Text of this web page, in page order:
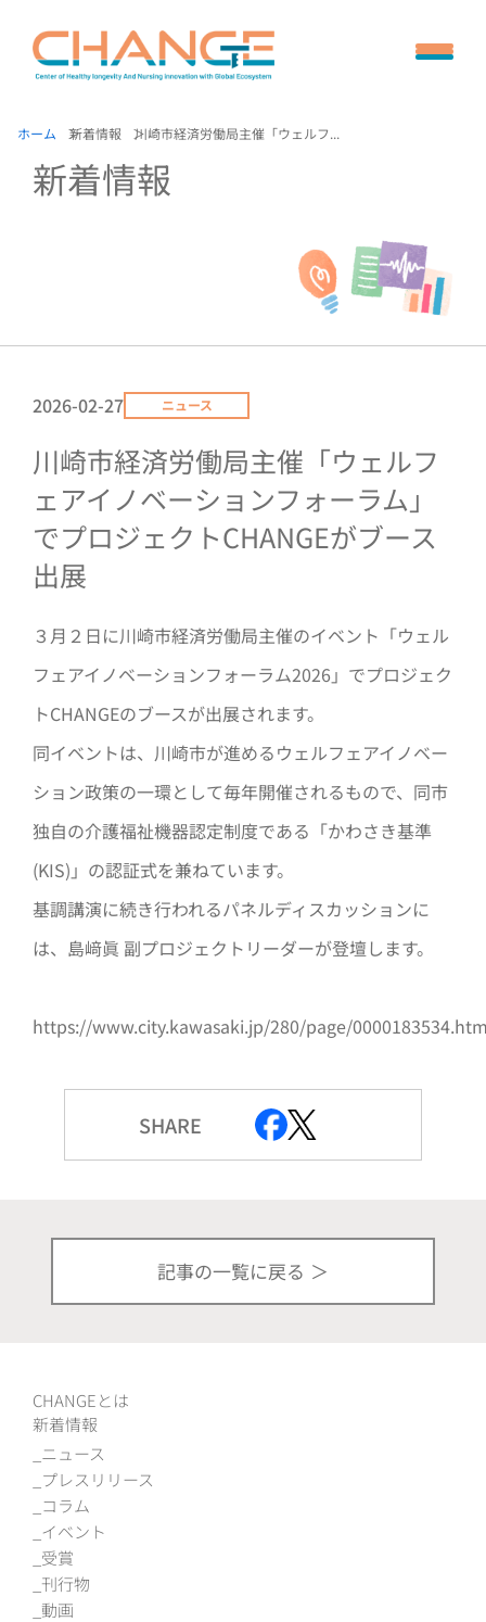
ホーム 新着情報 川崎市経済労働局主催「ウェルフ...
新着情報
2026-02-27 ニュース
川崎市経済労働局主催「ウェルフ
ェアイノベーションフォーラム」
でプロジェクトCHANGEがブース
出展
３月２日に川崎市経済労働局主催のイベント「ウェル
フェアイノベーションフォーラム2026」でプロジェク
トCHANGEのブースが出展されます。
同イベントは、川崎市が進めるウェルフェアイノベー
ション政策の一環として毎年開催されるもので、同市
独自の介護福祉機器認定制度である「かわさき基準
(KIS)」の認証式を兼ねています。
基調講演に続き行われるパネルディスカッションに
は、島﨑眞 副プロジェクトリーダーが登壇します。
https://www.city.kawasaki.jp/280/page/
SHARE
記事の一覧に戻る
CHANGEとは
新着情報
ニュース
プレスリリース
コラム
イベント
受賞
刊行物
動画